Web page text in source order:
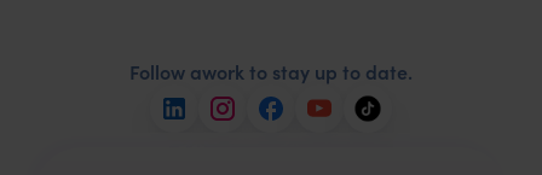
Follow awork to stay up to date.